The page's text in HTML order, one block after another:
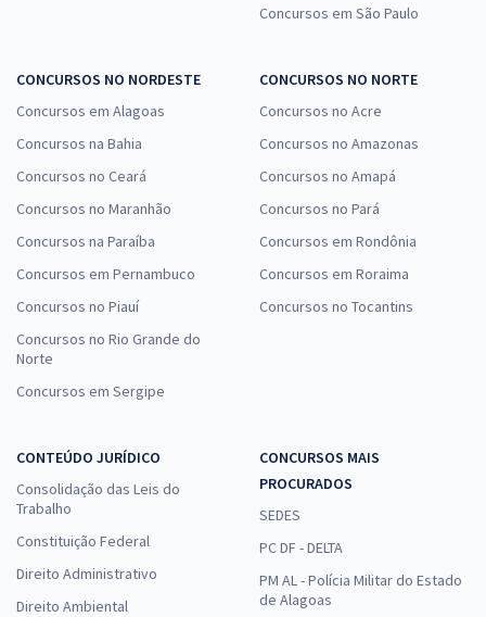
Concursos em São Paulo
CONCURSOS NO NORDESTE
Concursos em Alagoas
Concursos na Bahia
Concursos no Ceará
Concursos no Maranhão
Concursos na Paraíba
Concursos em Pernambuco
Concursos no Piauí
Concursos no Rio Grande do
Norte
Concursos em Sergipe
CONCURSOS NO NORTE
Concursos no Acre
Concursos no Amazonas
Concursos no Amapá
Concursos no Pará
Concursos em Rondônia
Concursos em Roraima
Concursos no Tocantins
CONTEÚDO JURÍDICO
Consolidação das Leis do
Trabalho
Constituição Federal
Direito Administrativo
Direito Ambiental
CONCURSOS MAIS
PROCURADOS
SEDES
PC DF - DELTA
PM AL - Polícia Militar do Estado
de Alagoas